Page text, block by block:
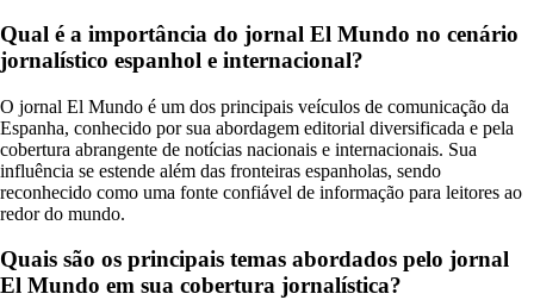
Qual é a importância do jornal El Mundo no cenário
jornalístico espanhol e internacional?
O jornal El Mundo é um dos principais veículos de comunicação da
Espanha, conhecido por sua abordagem editorial diversificada e pela
cobertura abrangente de notícias nacionais e internacionais. Sua
influência se estende além das fronteiras espanholas, sendo
reconhecido como uma fonte confiável de informação para leitores ao
redor do mundo.
Quais são os principais temas abordados pelo jornal
El Mundo em sua cobertura jornalística?